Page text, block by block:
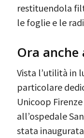
restituendola
le foglie e le
Ora anche
Vista l’utilità in
particolare
Unicoop
all’ospedale
stata